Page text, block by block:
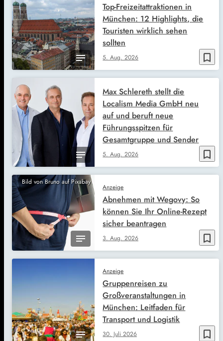
bookmark_border
5. Aug. 2026
Top-Freizeitattraktionen in
München: 12 Highlights, die
Touristen wirklich sehen
sollten
bookmark_border
5. Aug. 2026
Max Schlereth stellt die
Localism Media GmbH neu
auf und beruft neue
Führungsspitzen für
Gesamtgruppe und Sender
Bild von Bruno auf Pixabay
bookmark_border
Anzeige
3. Aug. 2026
Abnehmen mit Wegovy: So
können Sie Ihr Online-Rezept
sicher beantragen
bookmark_border
Anzeige
30. Juli 2026
Gruppenreisen zu
Großveranstaltungen in
München: Leitfaden für
Transport und Logistik